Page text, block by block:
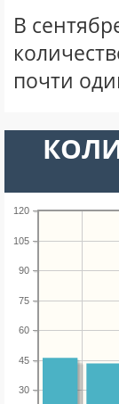
В
почти
30
45
60
75
90
105
120